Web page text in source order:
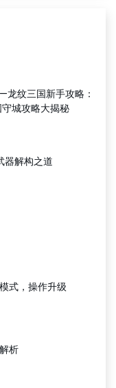
纹三国新手攻略：
城攻略大揭秘
器解构之道
式，操作升级
析